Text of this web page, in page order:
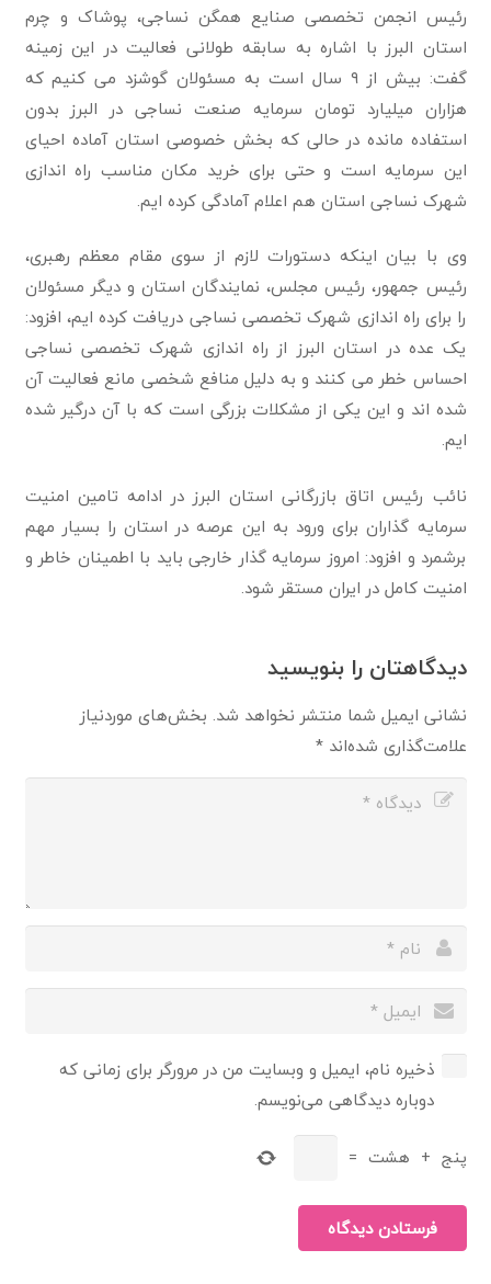
رئیس انجمن تخصصی صنایع همگن نساجی، پوشاک و چرم
استان البرز با اشاره به سابقه طولانی فعالیت در این زمینه
گفت: بیش از ۹ سال است به مسئولان گوشزد می کنيم که
هزاران میلیارد تومان سرمایه صنعت نساجی در البرز بدون
استفاده مانده در حالی که بخش خصوصی استان آماده احیای
این سرمایه است و حتی برای خرید مکان مناسب راه اندازی
شهرک نساجی استان هم اعلام آمادگی کرده ایم.
وی با بیان اینکه دستورات لازم از سوی مقام معظم رهبری،
رئیس جمهور، رئیس مجلس، نمایندگان استان و دیگر مسئولان
را برای راه اندازی شهرک تخصصی نساجی دریافت کرده ایم، افزود:
یک عده در استان البرز از راه اندازی شهرک تخصصی نساجی
احساس خطر می کنند و به دلیل منافع شخصی مانع فعالیت آن
شده اند و این یکی از مشکلات بزرگی است که با آن درگیر شده
ایم.
نائب رئیس اتاق بازرگانی استان البرز در ادامه تامین امنیت
سرمایه گذاران برای ورود به این عرصه در استان را بسیار مهم
برشمرد و افزود: امروز سرمایه گذار خارجی باید با اطمینان خاطر و
امنیت کامل در ایران مستقر شود.
دیدگاهتان را بنویسید
نشانی ایمیل شما منتشر نخواهد شد. بخش‌های موردنیاز
علامت‌گذاری شده‌اند*
ذخیره نام، ایمیل و وبسایت من در مرورگر برای زمانی که
دوباره دیدگاهی می‌نویسم.
پنج + هشت =
فرستادن دیدگاه